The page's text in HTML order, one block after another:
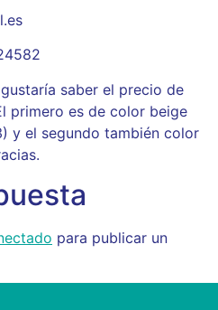
saber el precio de
primero es de color beige
y el segundo también color
para publicar un